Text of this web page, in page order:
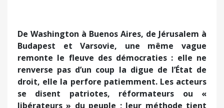
De Washington à Buenos Aires, de Jérusalem à
Budapest et Varsovie, une même vague
remonte le fleuve des démocraties : elle ne
renverse pas d’un coup la digue de l’État de
droit, elle la perfore patiemment. Les acteurs
se disent patriotes, réformateurs ou «
libérateurs » du peuple ; leur méthode tient